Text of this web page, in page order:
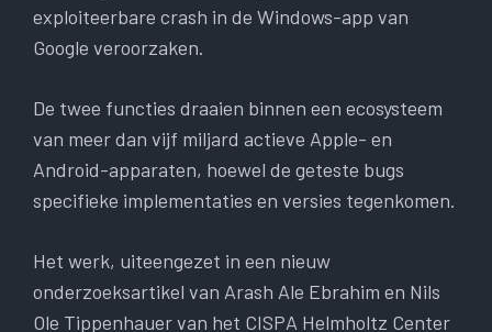
exploiteerbare crash in de Windows-app van
Google veroorzaken.
De twee functies draaien binnen een ecosysteem
van meer dan vijf miljard actieve Apple- en
Android-apparaten, hoewel de geteste bugs
specifieke implementaties en versies tegenkomen.
Het werk, uiteengezet in een nieuw
onderzoeksartikel van Arash Ale Ebrahim en Nils
Ole Tippenhauer van het CISPA Helmholtz Center